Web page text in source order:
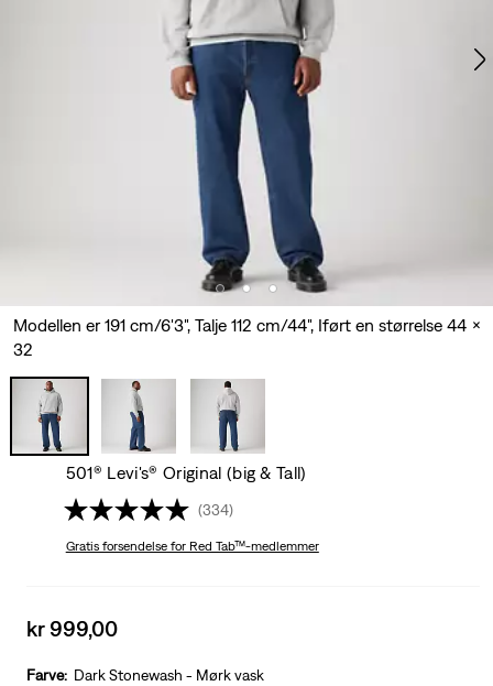
Modellen er 191 cm/6'3", Talje 112 cm/44", Iført en størrelse 44 x
32
501® Levi's® Original (big & Tall)
(334)
Gratis forsendelsefor Red Tab™-medlemmer
Sale
is
kr 999,00
Farve: Dark Stonewash - Mørk vask